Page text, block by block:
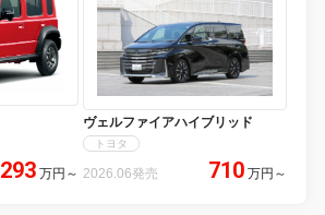
293 万円 ～
ヴェルファイアハイブリッド
トヨタ
2026.06発売 710 万円 ～